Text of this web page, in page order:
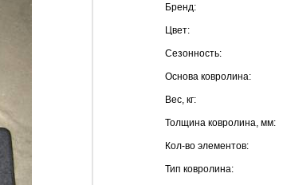
Бренд:
Цвет:
Сезонность:
Основа ковролина:
Вес, кг:
Толщина ковролина, мм:
Кол-во элементов:
Тип ковролина: